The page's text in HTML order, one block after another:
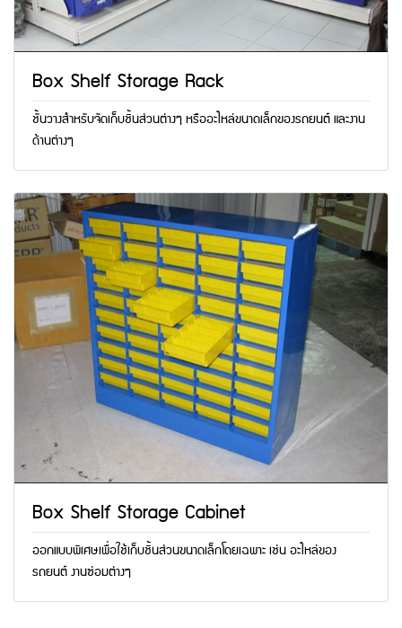
Box Shelf Storage Rack
ชั้นวางสำหรับจัดเก็บชิ้นส่วนต่างๆ หรืออะไหล่ขนาดเล็กของรถยนต์ และงาน
ด้านต่างๆ
Box Shelf Storage Cabinet
ออกแบบพิเศษเพื่อใช้เก็บชิ้นส่วนขนาดเล็กโดยเฉพาะ เช่น อะไหล่ของ
รถยนต์ งานซ่อมต่างๆ